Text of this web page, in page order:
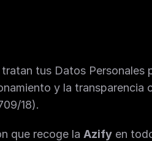
tus Datos Personales
y la transparencia
18).
que recoge la Azify en